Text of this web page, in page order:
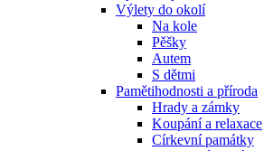
Výlety do okolí
Na kole
Pěšky
Autem
S dětmi
Pamětihodnosti a příroda
Hrady a zámky
Koupání a relaxace
Církevní památky